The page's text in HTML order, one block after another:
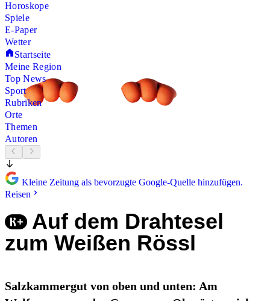
Horoskope
Spiele
E-Paper
Wetter
Startseite
Meine Region
Top News
Sport
Rubriken
Orte
Themen
Autoren
Kleine Zeitung als bevorzugte Google-Quelle hinzufügen.
Reisen
Auf dem Drahtesel
zum Weißen Rössl
Salzkammergut von oben und unten: Am